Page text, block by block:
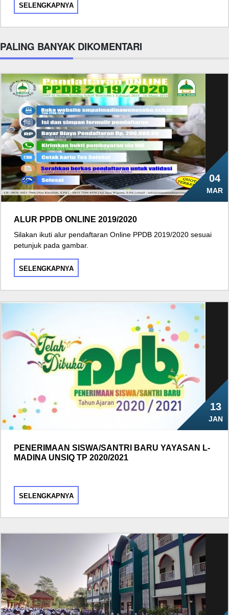
SELENGKAPNYA
PALING BANYAK DIKOMENTARI
04
MAR
ALUR PPDB ONLINE 2019/2020
Silakan ikuti alur pendaftaran Online PPDB 2019/2020 sesuai
petunjuk pada gambar.
SELENGKAPNYA
13
JAN
PENERIMAAN SISWA/SANTRI BARU YAYASAN L-
MADINA UNSIQ TP 2020/2021
SELENGKAPNYA